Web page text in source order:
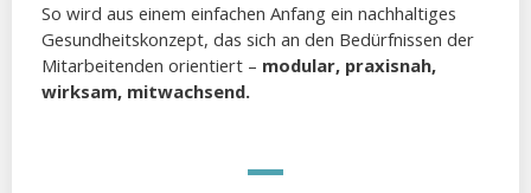
So wird aus einem einfachen Anfang ein nachhaltiges
Gesundheitskonzept, das sich an den Bedürfnissen der
Mitarbeitenden orientiert – modular, praxisnah,
wirksam, mitwachsend.